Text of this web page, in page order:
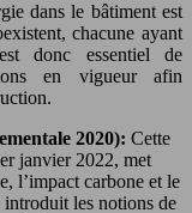
dans le bâtiment est
chacune ayant
donc essentiel de
en vigueur afin
2020): Cette
janvier 2022, met
l’impact carbone et le
introduit les notions de